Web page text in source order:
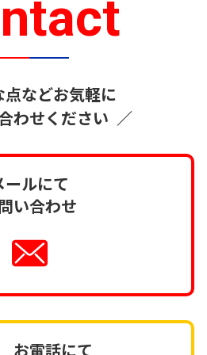
点などお気軽に
わせください ／
ールにて
い合わせ
お電話にて